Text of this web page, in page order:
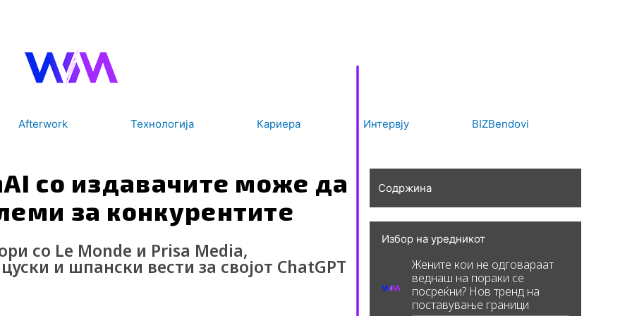
Afterwork Технологија Кариера Интервју BIZBendovi
со издавачите може да
за конкурентите
со Le Monde и Prisa Media,
и шпански вести за својот ChatGPT
Содржина
Избор на уредникот
Жените кои не одговараат
веднаш на пораки се
посреќни? Нов тренд на
поставување граници